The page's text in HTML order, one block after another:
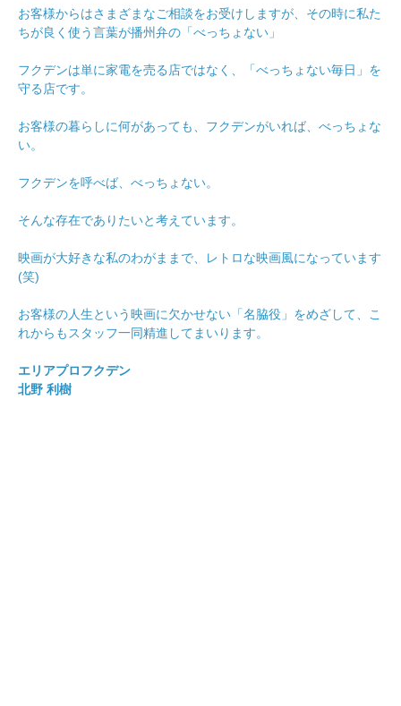
お客様からはさまざまなご相談をお受けしますが、その時に私た
ちが良く使う言葉が播州弁の「べっちょない」
フクデンは単に家電を売る店ではなく、「べっちょない毎日」を
守る店です。
お客様の暮らしに何があっても、フクデンがいれば、べっちょな
い。
フクデンを呼べば、べっちょない。
そんな存在でありたいと考えています。
映画が大好きな私のわがままで、レトロな映画風になっています
(笑)
お客様の人生という映画に欠かせない「名脇役」をめざして、こ
れからもスタッフ一同精進してまいります。
エリアプロフクデン
北野 利樹